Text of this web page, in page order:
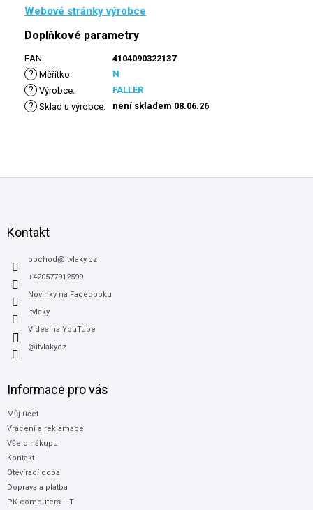
Webové stránky výrobce
Doplňkové parametry
EAN: 4104090322137
? Měřítko: N
? Výrobce: FALLER
? Sklad u výrobce: není skladem 08.06.26
Kontakt
obchod@itvlaky.cz
+420577912599
Novinky na Facebooku
itvlaky
Videa na YouTube
@itvlakycz
Informace pro vás
Můj účet
Vrácení a reklamace
Vše o nákupu
Kontakt
Otevírací doba
Doprava a platba
PK computers - IT